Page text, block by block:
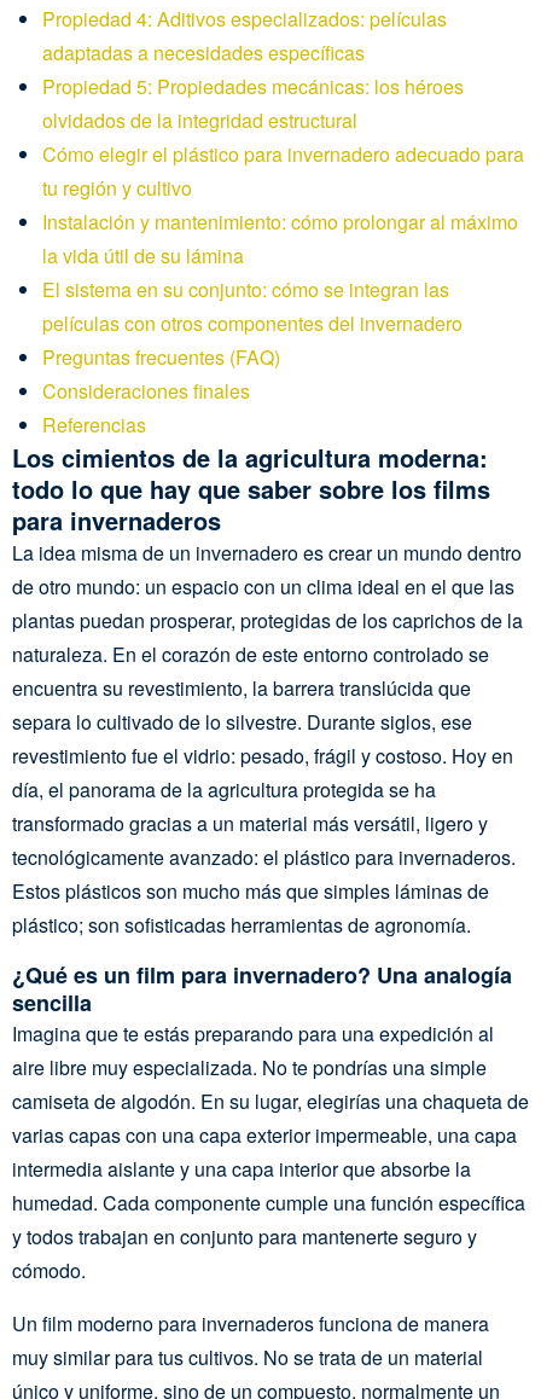
Propiedad 4: Aditivos especializados: películas
adaptadas a necesidades específicas
Propiedad 5: Propiedades mecánicas: los héroes
olvidados de la integridad estructural
Cómo elegir el plástico para invernadero adecuado para
tu región y cultivo
Instalación y mantenimiento: cómo prolongar al máximo
la vida útil de su lámina
El sistema en su conjunto: cómo se integran las
películas con otros componentes del invernadero
Preguntas frecuentes (FAQ)
Consideraciones finales
Referencias
Los cimientos de la agricultura moderna:
todo lo que hay que saber sobre los films
para invernaderos
La idea misma de un invernadero es crear un mundo dentro
de otro mundo: un espacio con un clima ideal en el que las
plantas puedan prosperar, protegidas de los caprichos de la
naturaleza. En el corazón de este entorno controlado se
encuentra su revestimiento, la barrera translúcida que
separa lo cultivado de lo silvestre. Durante siglos, ese
revestimiento fue el vidrio: pesado, frágil y costoso. Hoy en
día, el panorama de la agricultura protegida se ha
transformado gracias a un material más versátil, ligero y
tecnológicamente avanzado: el plástico para invernaderos.
Estos plásticos son mucho más que simples láminas de
plástico; son sofisticadas herramientas de agronomía.
¿Qué es un film para invernadero? Una analogía
sencilla
Imagina que te estás preparando para una expedición al
aire libre muy especializada. No te pondrías una simple
camiseta de algodón. En su lugar, elegirías una chaqueta de
varias capas con una capa exterior impermeable, una capa
intermedia aislante y una capa interior que absorbe la
humedad. Cada componente cumple una función específica
y todos trabajan en conjunto para mantenerte seguro y
cómodo.
Un film moderno para invernaderos funciona de manera
muy similar para tus cultivos. No se trata de un material
único y uniforme, sino de un compuesto, normalmente un